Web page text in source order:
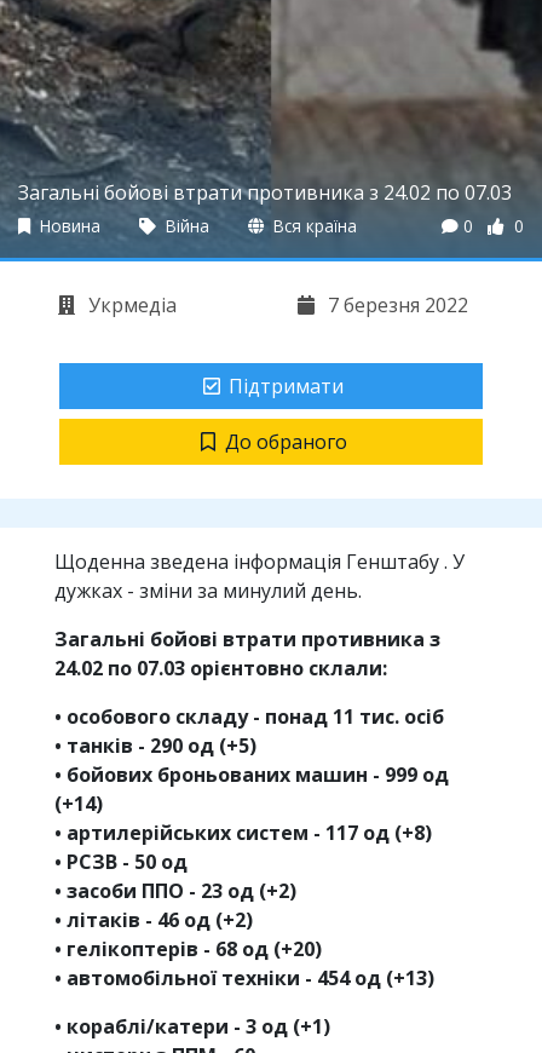
Загальні бойові втрати противника з 24.02 по 07.03
Новина Війна Вся країна 0 0
Укрмедіа 7 березня 2022
Підтримати
До обраного
Щоденна зведена інформація Генштабу . У
дужках - зміни за минулий день.
Загальні бойові втрати противника з
24.02 по 07.03 орієнтовно склали:
• особового складу - понад 11 тис. осіб
• танків - 290 од (+5)
• бойових броньованих машин - 999 од
(+14)
• артилерійських систем - 117 од (+8)
• РСЗВ - 50 од
• засоби ППО - 23 од (+2)
• літаків - 46 од (+2)
• гелікоптерів - 68 од (+20)
• автомобільної техніки - 454 од (+13)
• кораблі/катери - 3 од (+1)